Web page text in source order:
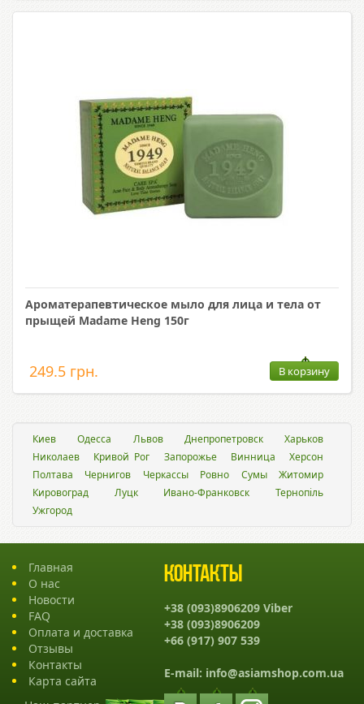
Ароматерапевтическое мыло для лица и тела от
прыщей Madame Heng 150г
249.5 грн. В корзину
Киев Одесса Львов Днепропетровск
Харьков
Николаев
Кривой Рог Запорожье Винница
Херсон
Полтава
Чернигов Черкассы Ровно Сумы
Житомир
Кировоград
Луцк Ивано-Франковск
Тернопіль
Ужгород
Главная
О нас
Новости
FAQ
Оплата и доставка
Отзывы
Контакты
Карта сайта
Контакты
+38 (093)8906209 Viber
+38 (093)8906209
+66 (917) 907 539
E-mail: info@asiamshop.com.ua